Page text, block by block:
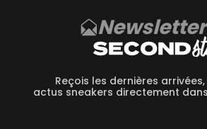
Reçois les dernières
actus sneakers directement